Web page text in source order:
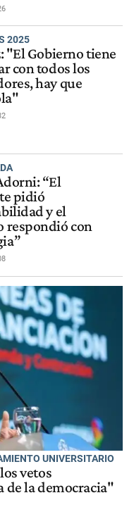
2025
"El Gobierno tiene
con todos los
hay que
“El
pidió
y el
respondió con
UNIVERSITARIO
vetos
de la democracia"